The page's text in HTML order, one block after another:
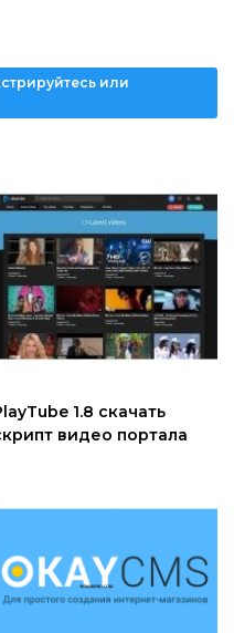
или
1.8 скачать
видео портала